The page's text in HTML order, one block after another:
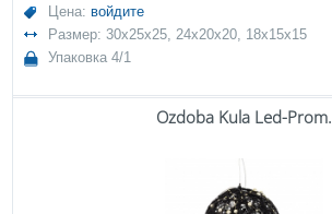
Цена: войдите
Размер: 30x25x25, 24x20x20, 18x15x15
Упаковка 4/1
Ozdoba Kula Led-Prom.